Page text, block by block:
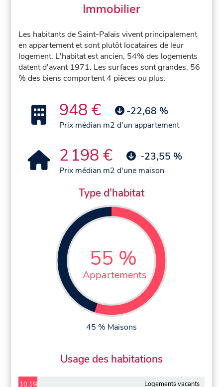
Immobilier
Les habitants de Saint-Palais vivent principalement
en appartement et sont plutôt locataires de leur
logement. L'habitat est ancien, 54% des logements
datent d'avant 1971. Les surfaces sont grandes, 56
% des biens comportent 4 pièces ou plus.
948 € -22,68 %
Prix médian m2 d'un appartement
2 198 € -23,55 %
Prix médian m2 d'une maison
Type d'habitat
55 %
Appartements
45 % Maisons
Usage des habitations
10,1% Logements vacants